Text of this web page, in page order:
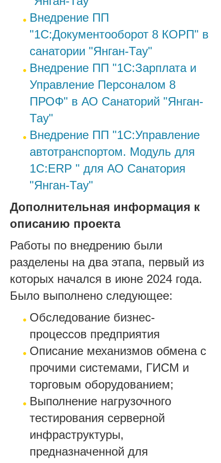
Внедрение ПП
"1С:Документооборот 8 КОРП" в
санатории "Янган-Тау"
Внедрение ПП "1С:Зарплата и
Управление Персоналом 8
ПРОФ" в АО Санаторий "Янган-
Тау"
Внедрение ПП "1С:Управление
автотранспортом. Модуль для
1С:ERP " для АО Санатория
"Янган-Тау"
Дополнительная информация к
описанию проекта
Работы по внедрению были
разделены на два этапа, первый из
которых начался в июне 2024 года.
Было выполнено следующее:
Обследование бизнес-
процессов предприятия
Описание механизмов обмена с
прочими системами, ГИСМ и
торговым оборудованием;
Выполнение нагрузочного
тестирования серверной
инфраструктуры,
предназначенной для